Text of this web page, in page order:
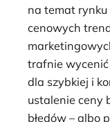
na temat rynku
cenowych
trafnie wycenić
dla szybkiej i
ustalenie ceny
błędów – albo